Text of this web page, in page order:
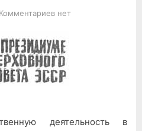
Комментариевк
В
президиуме
Верховного
совета
нет
деятельность в